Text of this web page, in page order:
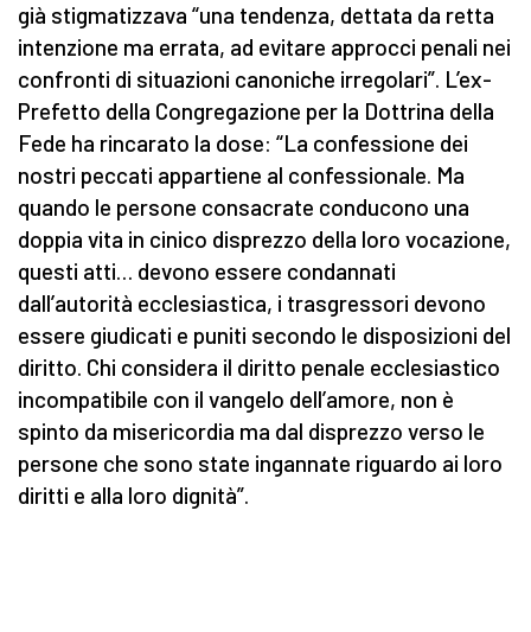
già stigmatizzava “una tendenza, dettata da retta
intenzione ma errata, ad evitare approcci penali nei
confronti di situazioni canoniche irregolari”. L’ex-
Prefetto della Congregazione per la Dottrina della
Fede ha rincarato la dose: “La confessione dei
nostri peccati appartiene al confessionale. Ma
quando le persone consacrate conducono una
doppia vita in cinico disprezzo della loro vocazione,
questi atti… devono essere condannati
dall’autorità ecclesiastica, i trasgressori devono
essere giudicati e puniti secondo le disposizioni del
diritto. Chi considera il diritto penale ecclesiastico
incompatibile con il vangelo dell’amore, non è
spinto da misericordia ma dal disprezzo verso le
persone che sono state ingannate riguardo ai loro
diritti e alla loro dignità”.